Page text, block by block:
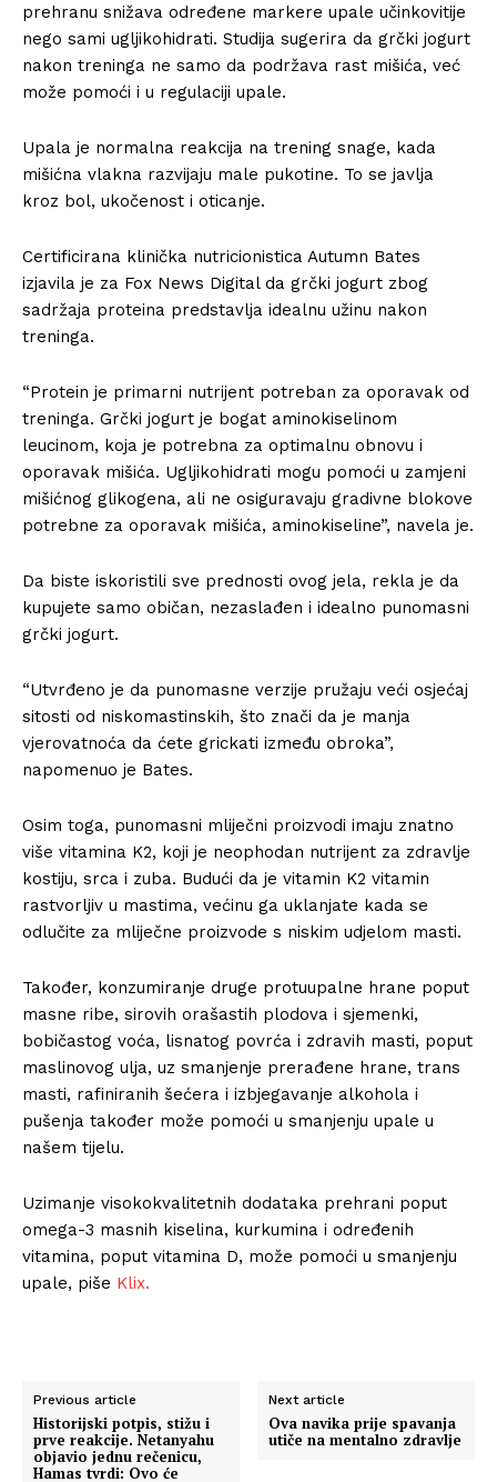
prehranu snižava određene markere upale učinkovitije
nego sami ugljikohidrati. Studija sugerira da grčki jogurt
nakon treninga ne samo da podržava rast mišića, već
može pomoći i u regulaciji upale.
Upala je normalna reakcija na trening snage, kada
mišićna vlakna razvijaju male pukotine. To se javlja
kroz bol, ukočenost i oticanje.
Certificirana klinička nutricionistica Autumn Bates
izjavila je za Fox News Digital da grčki jogurt zbog
sadržaja proteina predstavlja idealnu užinu nakon
treninga.
“Protein je primarni nutrijent potreban za oporavak od
treninga. Grčki jogurt je bogat aminokiselinom
leucinom, koja je potrebna za optimalnu obnovu i
oporavak mišića. Ugljikohidrati mogu pomoći u zamjeni
mišićnog glikogena, ali ne osiguravaju gradivne blokove
potrebne za oporavak mišića, aminokiseline”, navela je.
Da biste iskoristili sve prednosti ovog jela, rekla je da
kupujete samo običan, nezaslađen i idealno punomasni
grčki jogurt.
“Utvrđeno je da punomasne verzije pružaju veći osjećaj
sitosti od niskomastinskih, što znači da je manja
vjerovatnoća da ćete grickati između obroka”,
napomenuo je Bates.
Osim toga, punomasni mliječni proizvodi imaju znatno
više vitamina K2, koji je neophodan nutrijent za zdravlje
kostiju, srca i zuba. Budući da je vitamin K2 vitamin
rastvorljiv u mastima, većinu ga uklanjate kada se
odlučite za mliječne proizvode s niskim udjelom masti.
Također, konzumiranje druge protuupalne hrane poput
masne ribe, sirovih orašastih plodova i sjemenki,
bobičastog voća, lisnatog povrća i zdravih masti, poput
maslinovog ulja, uz smanjenje prerađene hrane, trans
masti, rafiniranih šećera i izbjegavanje alkohola i
pušenja također može pomoći u smanjenju upale u
našem tijelu.
Uzimanje visokokvalitetnih dodataka prehrani poput
omega-3 masnih kiselina, kurkumina i određenih
vitamina, poput vitamina D, može pomoći u smanjenju
upale, piše Klix.
Previous article
Historijski potpis, stižu i
prve reakcije. Netanyahu
objavio jednu rečenicu,
Hamas tvrdi: Ovo će
Next article
Ova navika prije spavanja
utiče na mentalno zdravlje